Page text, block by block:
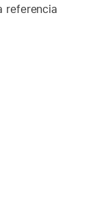
referencia